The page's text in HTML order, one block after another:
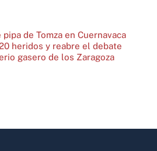
de Tomza en Cuernavaca
heridos y reabre el debate
gasero de los Zaragoza